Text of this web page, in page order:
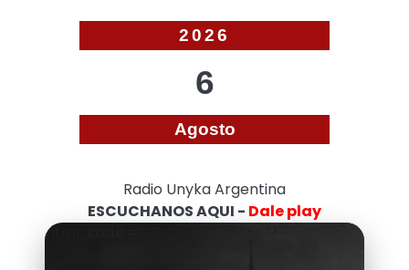
2026
6
Agosto
Radio Unyka Argentina
ESCUCHANOS AQUI - Dale play